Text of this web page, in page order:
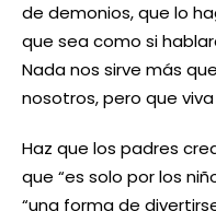
de demonios, que lo
que sea como si
Nada nos sirve más
nosotros, pero que
Haz que los padres
que “es solo por los
“una forma de